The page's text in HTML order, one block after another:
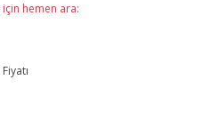
hemen ara: